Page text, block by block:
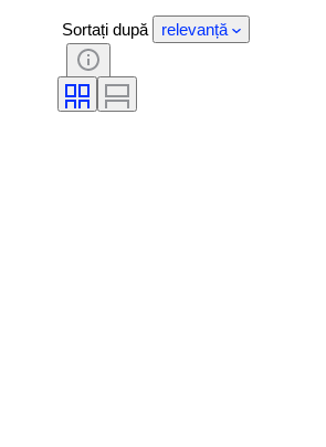
Sortați după relevanță